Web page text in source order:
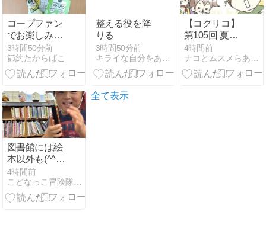
コープファン
でお楽しみ
BOX当選！
3時間50分前
節約たからばこ
整える役を降
りる
3時間50分前
【コクリコ】
第105回 夏休
みの宿題 編
4時間前
図書館には絵
本以外も(^^♪
〜千田町〜
4時間前
全て表示